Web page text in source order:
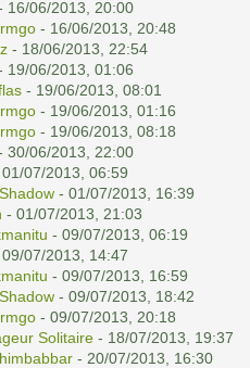
16/06/2013, 20:00
- 16/06/2013, 20:48
- 18/06/2013, 22:54
19/06/2013, 01:06
- 19/06/2013, 08:01
- 19/06/2013, 01:16
- 19/06/2013, 08:18
30/06/2013, 22:00
07/2013, 06:59
- 01/07/2013, 16:39
- 01/07/2013, 21:03
- 09/07/2013, 06:19
07/2013, 14:47
- 09/07/2013, 16:59
- 09/07/2013, 18:42
- 09/07/2013, 20:18
Solitaire- 18/07/2013, 19:37
- 20/07/2013, 16:30